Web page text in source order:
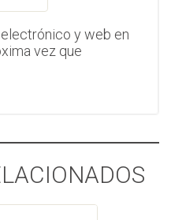
y web en
vez que